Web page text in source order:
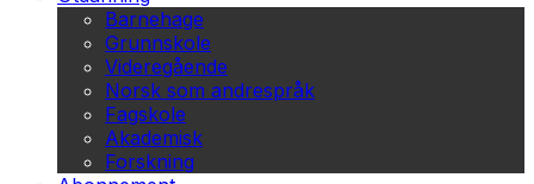
Barnehage
Grunnskole
Videregående
Norsk som andrespråk
Fagskole
Akademisk
Forskning